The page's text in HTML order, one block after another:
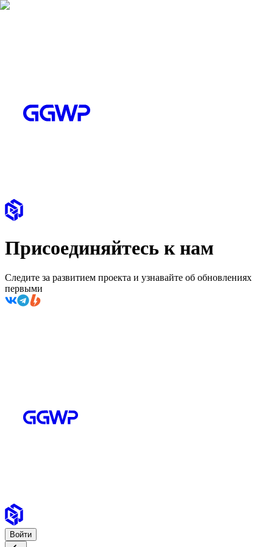
Присоединяйтесь к нам
Следите за развитием проекта и узнавайте об обновлениях
первыми
Войти